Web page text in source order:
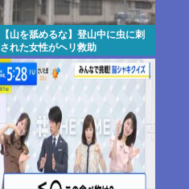
【山を舐めるな】登山中に虫に刺
された女性がヘリ救助